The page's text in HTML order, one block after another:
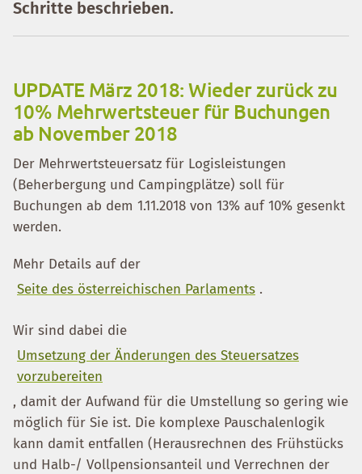
Schritte beschrieben.
UPDATE März 2018: Wieder zurück zu
10% Mehrwertsteuer für Buchungen
ab November 2018
Der Mehrwertsteuersatz für Logisleistungen
(Beherbergung und Campingplätze) soll für
Buchungen ab dem 1.11.2018 von 13% auf 10% gesenkt
werden.
Mehr Details auf der
Seite des österreichischen Parlaments .
Wir sind dabei die
Umsetzung der Änderungen des Steuersatzes
vorzubereiten
, damit der Aufwand für die Umstellung so gering wie
möglich für Sie ist. Die komplexe Pauschalenlogik
kann damit entfallen (Herausrechnen des Frühstücks
und Halb-/ Vollpensionsanteil und Verrechnen der